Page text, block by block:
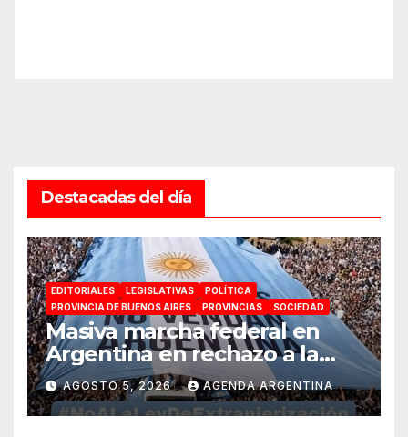
Destacadas del día
EDITORIALES LEGISLATIVAS
POLÍTICA
PROVINCIA DE BUENOS AIRES
PROVINCIAS SOCIEDAD
Masiva marcha federal en
Argentina en rechazo a la
reforma de la Ley de Tierras
impulsada por Milei: «La
soberanía no se negocia»
AGOSTO 5, 2026 AGENDA ARGENTINA